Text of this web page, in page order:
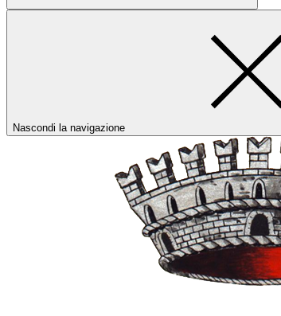
Nascondi la navigazione